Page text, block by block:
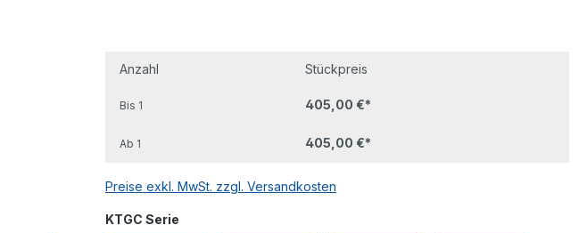
Anzahl Stückpreis
Bis 1 405,00 €*
Ab 1 405,00 €*
Preise exkl. MwSt. zzgl. Versandkosten
KTGC Serie